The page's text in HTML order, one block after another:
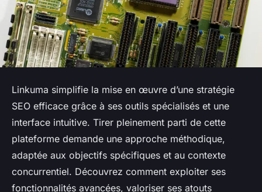
Linkuma simplifie la mise en œuvre d’une stratégie
SEO efficace grâce à ses outils spécialisés et une
interface intuitive. Tirer pleinement parti de cette
plateforme demande une approche méthodique,
adaptée aux objectifs spécifiques et au contexte
concurrentiel. Découvrez comment exploiter ses
fonctionnalités avancées, valoriser ses atouts